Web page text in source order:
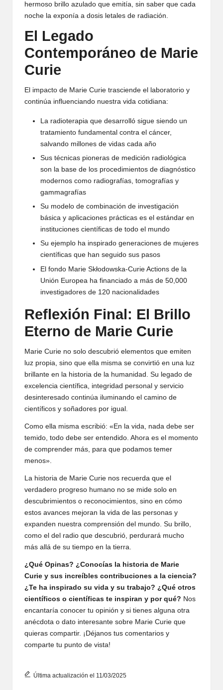
hermoso brillo azulado que emitía, sin saber que cada
noche la exponía a dosis letales de radiación.
El Legado
Contemporáneo de Marie
Curie
El impacto de Marie Curie trasciende el laboratorio y
continúa influenciando nuestra vida cotidiana:
La radioterapia que desarrolló sigue siendo un
tratamiento fundamental contra el cáncer,
salvando millones de vidas cada año
Sus técnicas pioneras de medición radiológica
son la base de los procedimientos de diagnóstico
modernos como radiografías, tomografías y
gammagrafías
Su modelo de combinación de investigación
básica y aplicaciones prácticas es el estándar en
instituciones científicas de todo el mundo
Su ejemplo ha inspirado generaciones de mujeres
científicas que han seguido sus pasos
El fondo Marie Skłodowska-Curie Actions de la
Unión Europea ha financiado a más de 50,000
investigadores de 120 nacionalidades
Reflexión Final: El Brillo
Eterno de Marie Curie
Marie Curie no solo descubrió elementos que emiten
luz propia, sino que ella misma se convirtió en una luz
brillante en la historia de la humanidad. Su legado de
excelencia científica, integridad personal y servicio
desinteresado continúa iluminando el camino de
científicos y soñadores por igual.
Como ella misma escribió: «En la vida, nada debe ser
temido, todo debe ser entendido. Ahora es el momento
de comprender más, para que podamos temer
menos».
La historia de Marie Curie nos recuerda que el
verdadero progreso humano no se mide solo en
descubrimientos o reconocimientos, sino en cómo
estos avances mejoran la vida de las personas y
expanden nuestra comprensión del mundo. Su brillo,
como el del radio que descubrió, perdurará mucho
más allá de su tiempo en la tierra.
¿Qué Opinas? ¿Conocías la historia de Marie
Curie y sus increíbles contribuciones a la ciencia?
¿Te ha inspirado su vida y su trabajo? ¿Qué otros
científicos o científicas te inspiran y por qué? Nos
encantaría conocer tu opinión y si tienes alguna otra
anécdota o dato interesante sobre Marie Curie que
quieras compartir. ¡Déjanos tus comentarios y
comparte tu punto de vista!
Última actualización el 11/03/2025